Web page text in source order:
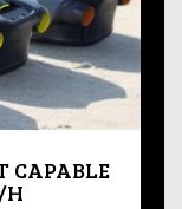
CAPABLE
H